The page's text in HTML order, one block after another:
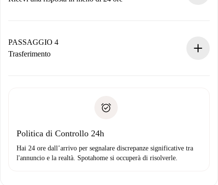
contatto con il proprietario.
Se rifiutata: non ti addebiteremo nulla e ti proporremo
Domiciliazione del pagamento
PASSAGGIO 4
Trasferimento
solo se non segnali problemi.
Politica di Controllo 24h
Hai 24 ore dall’arrivo per segnalare discrepanze significative tra
l'annuncio e la realtà. Spotahome si occuperà di risolverle.